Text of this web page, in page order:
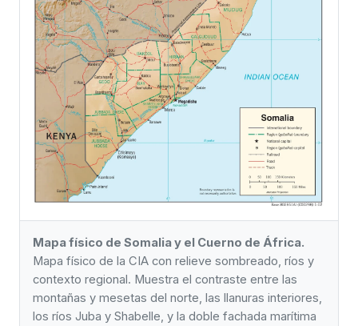
Mapa físico de Somalia y el Cuerno de África.
Mapa físico de la CIA con relieve sombreado, ríos y
contexto regional. Muestra el contraste entre las
montañas y mesetas del norte, las llanuras interiores,
los ríos Juba y Shabelle, y la doble fachada marítima